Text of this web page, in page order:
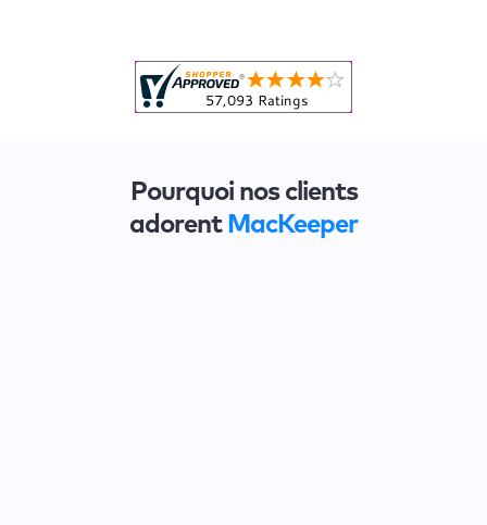
Pourquoi nos clients
adorent MacKeeper